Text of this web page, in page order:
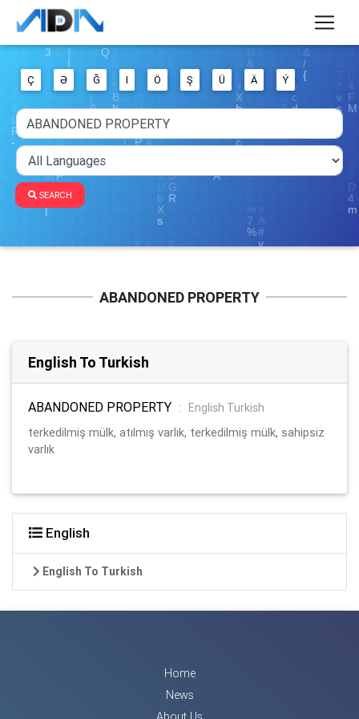
Ç Ə Ğ I Ö Ş Ü Ä Ý
SEARCH
ABANDONED PROPERTY
English To Turkish
ABANDONED PROPERTY :
English Turkish
terkedilmiş mülk, atılmış varlık, terkedilmiş mülk, sahipsiz
varlık
English
English To Turkish
Home
News